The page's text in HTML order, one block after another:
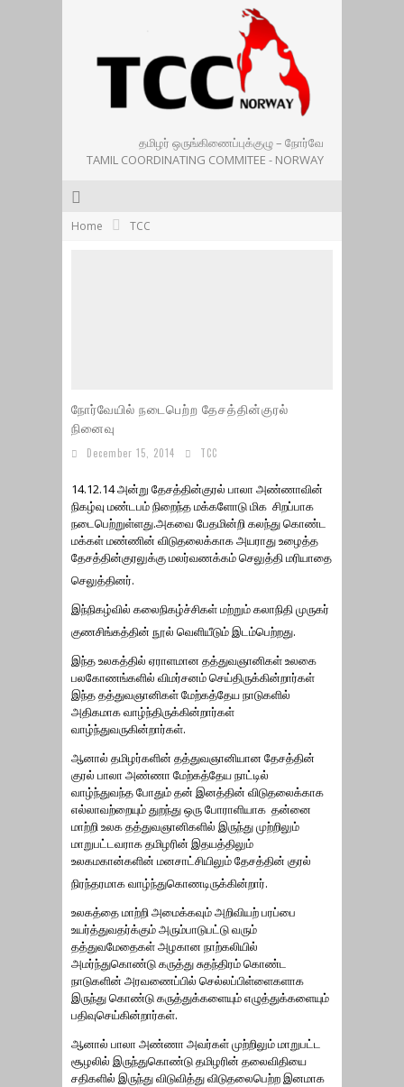
தமிழர் ஒருங்கிணைப்புக்குழு – நோர்வே
TAMIL COORDINATING COMMITEE - NORWAY
Home TCC
நோர்வேயில் நடைபெற்ற தேசத்தின்குரல்
நினைவு
December 15, 2014 TCC
14.12.14 அன்று தேசத்தின்குரல் பாலா அண்ணாவின்
நிகழ்வு மண்டபம் நிறைந்த மக்களோடு மிக சிறப்பாக
நடைபெற்றுள்ளது.அகவை பேதமின்றி கலந்து கொண்ட
மக்கள் மண்ணின் விடுதலைக்காக அயராது உழைத்த
தேசத்தின்குரலுக்கு மலர்வணக்கம் செலுத்தி மரியாதை
செலுத்தினர்.
இந்நிகழ்வில் கலைநிகழ்ச்சிகள் மற்றும் கலாநிதி முருகர்
குணசிங்கத்தின் நூல் வெளியீடும் இடம்பெற்றது.
இந்த உலகத்தில் ஏராளமான தத்துவஞானிகள் உலகை
பலகோணங்களில் விமர்சனம் செய்திருக்கின்றார்கள்
இந்த தத்துவஞானிகள் மேற்கத்தேய நாடுகளில்
அதிகமாக வாழ்ந்திருக்கின்றார்கள்
வாழ்ந்துவருகின்றார்கள்.
ஆனால் தமிழர்களின் தத்துவஞானியான தேசத்தின்
குரல் பாலா அண்ணா மேற்கத்தேய நாட்டில்
வாழ்ந்துவந்த போதும் தன் இனத்தின் விடுதலைக்காக
எல்லாவற்றையும் துறந்து ஒரு போராளியாக தன்னை
மாற்றி உலக தத்துவஞானிகளில் இருந்து முற்றிலும்
மாறுபட்டவராக தமிழரின் இதயத்திலும்
உலகமகான்களின் மனசாட்சியிலும் தேசத்தின் குரல்
நிரந்தரமாக வாழ்ந்துகொணடிருக்கின்றார்.
உலகத்தை மாற்றி அமைக்கவும் அறிவியற் பரப்பை
உயர்த்துவதர்க்கும் அரும்பாடுபட்டு வரும்
தத்துவமேதைகள் அழகான நாற்கலியில்
அமர்ந்துகொண்டு கருத்து சுதந்திரம் கொண்ட
நாடுகளின் அரவணைப்பில் செல்லப்பிள்ளைகளாக
இருந்து கொண்டு கருத்துக்களையும் எழுத்துக்களையும்
பதிவுசெய்கின்றார்கள்.
ஆனால் பாலா அண்ணா அவர்கள் முற்றிலும் மாறுபட்ட
சூழலில் இருந்துகொண்டு தமிழரின் தலைவிதியை
சதிகளில் இருந்து விடுவித்து விடுதலைபெற்ற இனமாக